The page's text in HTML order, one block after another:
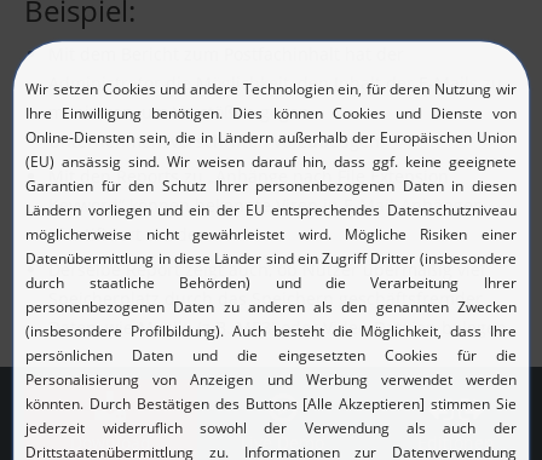
Beispiel:
Administrator die Möglichkeit, den Inhalt der E-Mails zu
monitoren, um Verstößen gegen
Unternehmensvorschriften vorzubeugen.
Mit den Reports zu „Anhänge nach File Extension
Keyword“ können bekannte Viren in E-Mail-Anhängen
identifiziert werden.
Derselbe Report zeigt auch, ob Nutzer übermäßig viel
Speicherplatz durch das Speichern geschäftsfremder
Daten, wie Musik- (z.B. MP3) oder Video-Dateien belegen.
Download Live Demo Editionen